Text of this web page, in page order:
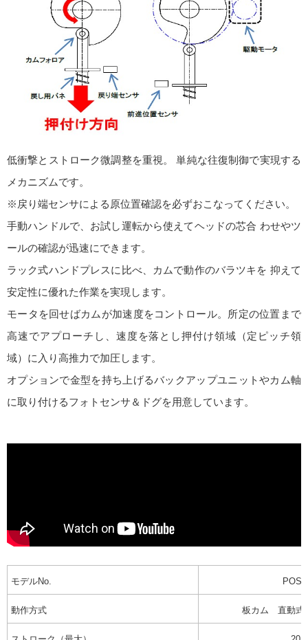
低衝撃とストローク微調整を重視。 単純な往復制御で実現する
メカニズムです。
※戻り端センサによる原位置確認を必ずおこなってください。
手動ハンドルで、お試し運転から使えてヘッドの芯合 わせやツ
ールの確認が迅速にできます。
ラック式ハンドプレスに比べ、カムで動作のバラツキを 抑えて
安定性に優れた作業を実現します。
モータを回せばカムが加速度をコントロール。所定の位置まで
高速でアプローチし、速度を落とし押付け領域（定ピッチ領
域）に入り高推力で加圧します。
オプションで金型を持ち上げるバックアップユニットやカム軸
に取り付けるフォトセンサ＆ドグを用意しています。
モデルNo.
動作方式 板カム 直動式